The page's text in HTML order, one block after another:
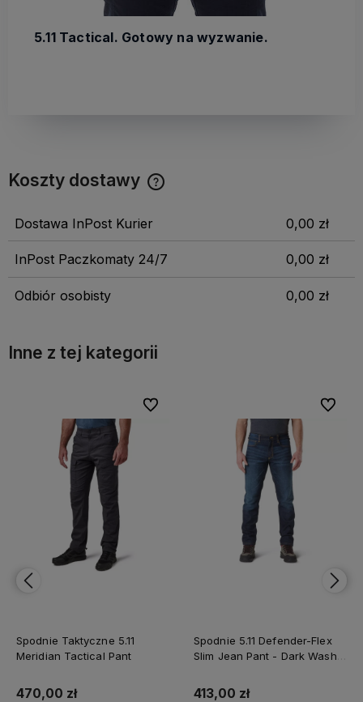
5.11 Tactical. Gotowy na wyzwanie.
Koszty dostawy
Dostawa InPost Kurier 0,00 zł
InPost Paczkomaty 24/7 0,00 zł
Odbiór osobisty 0,00 zł
Inne z tej kategorii
Spodnie Taktyczne 5.11
Meridian Tactical Pant
470,00 zł
Do ulubionych
Do ulubionych
Spodnie 5.11 Defender-Flex
Slim Jean Pant - Dark Wash
413,00 zł
Do
Do